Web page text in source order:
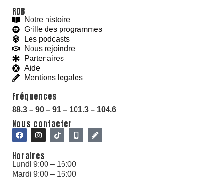
With love and
2022-06-11 CHRETIENCHANT RDB INVITE CHARLES
2022-06-05 Croire Aujourd'hui
2022-05-28 CHRETIENCHANT AVEC MANU RICHERD
2022-05-14ChrétienChant avec Pierre Lods
2022-05-01 Croire Aujourd'hui
2022-04-30 CHRETIENCHANT
2022-04-03 Croire Aujourd'hui
RDB
Notre histoire
Grille des programmes
Les podcasts
Nous rejoindre
Partenaires
Aide
Mentions légales
Fréquences
88.3 – 90 – 91 – 101.3 – 104.6
Nous contacter
Horaires
Lundi 9:00 – 16:00
Mardi 9:00 – 16:00